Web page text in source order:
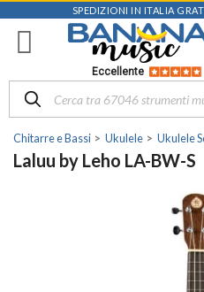
SPEDIZIONI IN ITALIA
Eccellente
Chitarre e Bassi Ukulele Ukulele
Laluu by Leho LA-BW-S